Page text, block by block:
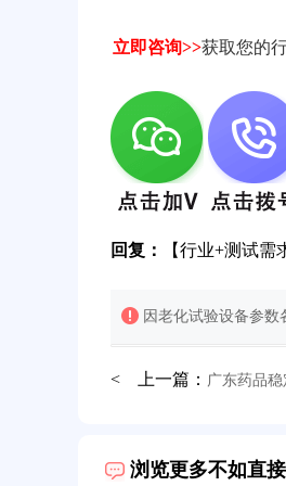
立即咨询>>获取您的
回复： 【行业+测试需
因老化试验设备参
< 上一篇： 广东药品
浏览更多不如直